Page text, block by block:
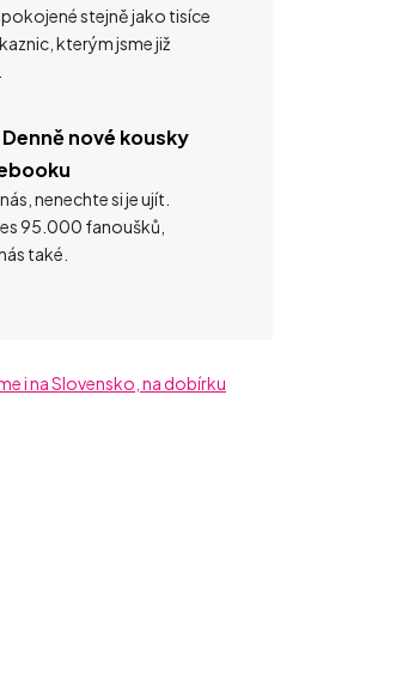
stejně jako tisíce
kterým jsme již
nové kousky
nenechte si je ujít.
95.000 fanoušků,
také.
i na Slovensko, na dobírku